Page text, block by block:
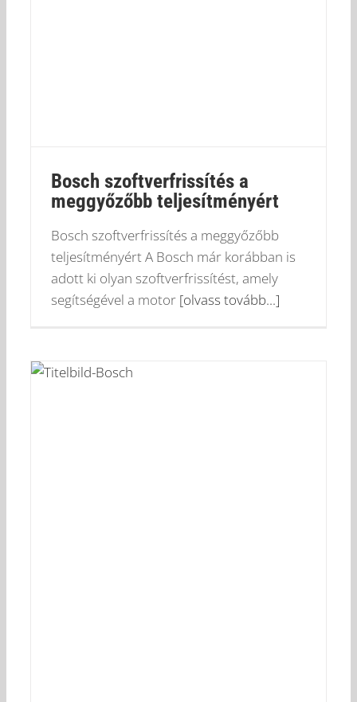
Bosch szoftverfrissítés a
meggyőzőbb teljesítményért
Bosch szoftverfrissítés a meggyőzőbb
teljesítményért A Bosch már korábban is
adott ki olyan szoftverfrissítést, amely
segítségével a motor [olvass tovább...]